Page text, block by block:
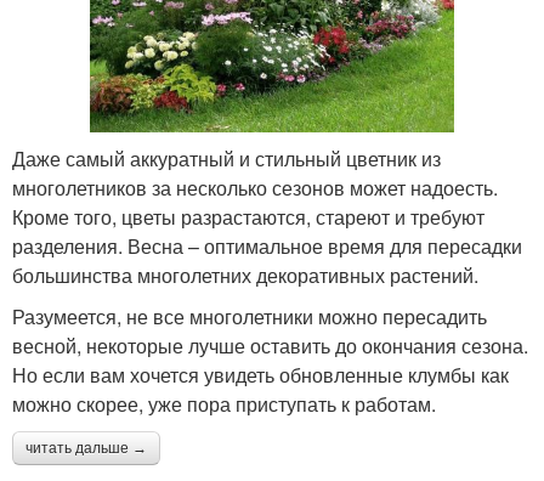
Даже самый аккуратный и стильный цветник из
многолетников за несколько сезонов может надоесть.
Кроме того, цветы разрастаются, стареют и требуют
разделения. Весна – оптимальное время для пересадки
большинства многолетних декоративных растений.
Разумеется, не все многолетники можно пересадить
весной, некоторые лучше оставить до окончания сезона.
Но если вам хочется увидеть обновленные клумбы как
можно скорее, уже пора приступать к работам.
читать дальше →